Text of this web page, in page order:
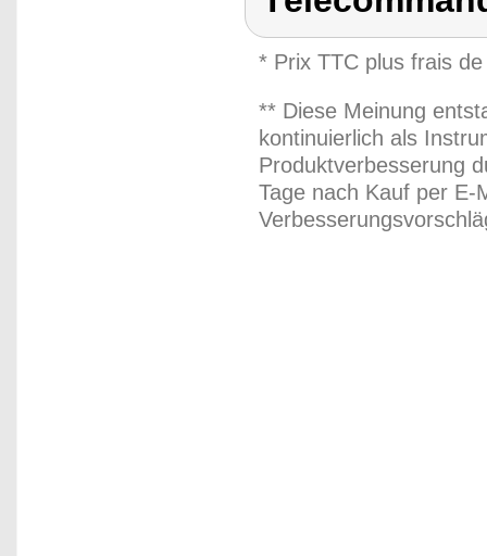
* Prix TTC plus frais
** Diese Meinung
kontinuierlich als
Produktverbesserung
Tage nach Kauf per E-